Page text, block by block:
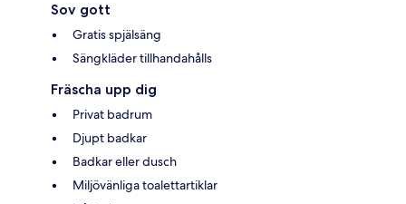
Sov gott
Gratis spjälsäng
Sängkläder tillhandahålls
Fräscha upp dig
Privat badrum
Djupt badkar
Badkar eller dusch
Miljövänliga toalettartiklar